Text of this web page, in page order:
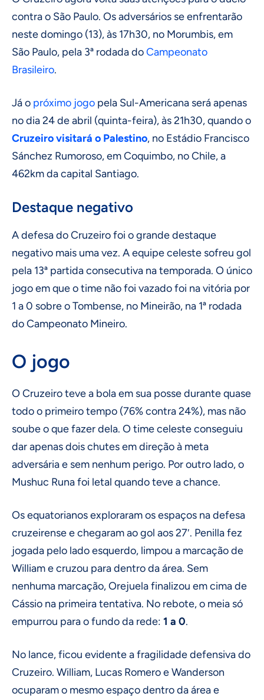
contra o São Paulo. Os adversários se enfrentarão
neste domingo (13), às 17h30, no Morumbis, em
São Paulo, pela 3ª rodada doCampeonato
Brasileiro.
Já o próximo jogo pela Sul-Americana será apenas
no dia 24 de abril (quinta-feira), às 21h30, quando o
Cruzeiro visitará o Palestino, no Estádio Francisco
Sánchez Rumoroso, em Coquimbo, no Chile, a
462km da capital Santiago.
Destaque negativo
A defesa do Cruzeiro foi o grande destaque
negativo mais uma vez. A equipe celeste sofreu gol
pela 13ª partida consecutiva na temporada. O único
jogo em que o time não foi vazado foi na vitória por
1 a 0 sobre o Tombense, no Mineirão, na 1ª rodada
do Campeonato Mineiro.
O jogo
O Cruzeiro teve a bola em sua posse durante quase
todo o primeiro tempo (76% contra 24%), mas não
soube o que fazer dela. O time celeste conseguiu
dar apenas dois chutes em direção à meta
adversária e sem nenhum perigo. Por outro lado, o
Mushuc Runa foi letal quando teve a chance.
Os equatorianos exploraram os espaços na defesa
cruzeirense e chegaram ao gol aos 27′. Penilla fez
jogada pelo lado esquerdo, limpou a marcação de
William e cruzou para dentro da área. Sem
nenhuma marcação, Orejuela finalizou em cima de
Cássio na primeira tentativa. No rebote, o meia só
empurrou para o fundo da rede: 1 a 0.
No lance, ficou evidente a fragilidade defensiva do
Cruzeiro. William, Lucas Romero e Wanderson
ocuparam o mesmo espaço dentro da área e